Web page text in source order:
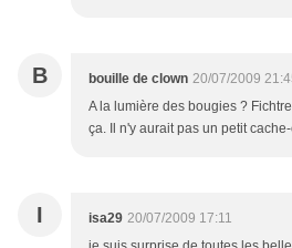
B bouille de clown 20/07/2009
A la lumière des bougies ?
ça. Il n'y aurait pas un petit
I isa29 20/07/2009 17:11